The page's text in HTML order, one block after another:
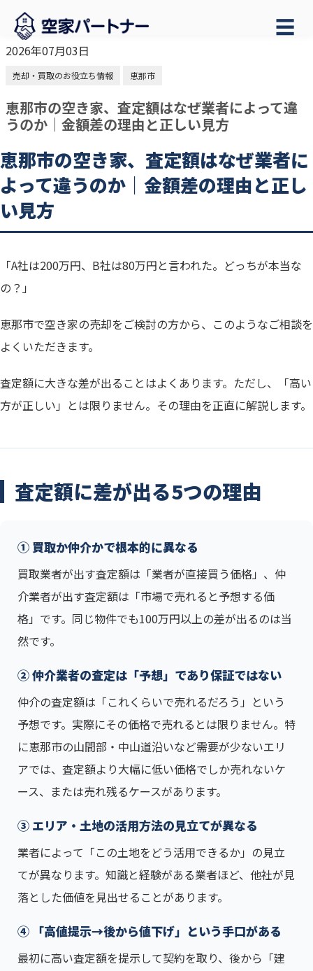
☰
2026年07月03日
売却・買取のお役立ち情報 恵那市
恵那市の空き家、査定額はなぜ業者によって違
うのか｜金額差の理由と正しい見方
恵那市の空き家、査定額はなぜ業者に
よって違うのか｜金額差の理由と正し
い見方
「A社は200万円、B社は80万円と言われた。どっちが本当な
の？」
恵那市で空き家の売却をご検討の方から、このようなご相談を
よくいただきます。
査定額に大きな差が出ることはよくあります。ただし、「高い
方が正しい」とは限りません。その理由を正直に解説します。
査定額に差が出る5つの理由
① 買取か仲介かで根本的に異なる
買取業者が出す査定額は「業者が直接買う価格」、仲
介業者が出す査定額は「市場で売れると予想する価
格」です。同じ物件でも100万円以上の差が出るのは当
然です。
② 仲介業者の査定は「予想」であり保証ではない
仲介の査定額は「これくらいで売れるだろう」という
予想です。実際にその価格で売れるとは限りません。特
に恵那市の山間部・中山道沿いなど需要が少ないエリ
アでは、査定額より大幅に低い価格でしか売れないケ
ース、または売れ残るケースがあります。
③ エリア・土地の活用方法の見立てが異なる
業者によって「この土地をどう活用できるか」の見立
てが異なります。知識と経験がある業者ほど、他社が見
落とした価値を見出せることがあります。
④ 「高値提示→後から値下げ」という手口がある
最初に高い査定額を提示して契約を取り、後から「建